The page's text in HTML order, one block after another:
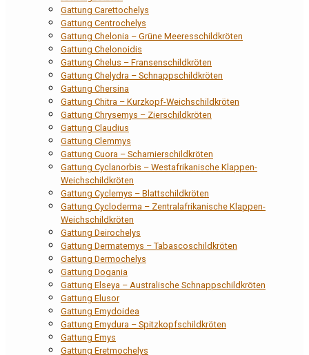
Gattung Carettochelys
Gattung Centrochelys
Gattung Chelonia – Grüne Meeresschildkröten
Gattung Chelonoidis
Gattung Chelus – Fransenschildkröten
Gattung Chelydra – Schnappschildkröten
Gattung Chersina
Gattung Chitra – Kurzkopf-Weichschildkröten
Gattung Chrysemys – Zierschildkröten
Gattung Claudius
Gattung Clemmys
Gattung Cuora – Scharnierschildkröten
Gattung Cyclanorbis – Westafrikanische Klappen-
Weichschildkröten
Gattung Cyclemys – Blattschildkröten
Gattung Cycloderma – Zentralafrikanische Klappen-
Weichschildkröten
Gattung Deirochelys
Gattung Dermatemys – Tabascoschildkröten
Gattung Dermochelys
Gattung Dogania
Gattung Elseya – Australische Schnappschildkröten
Gattung Elusor
Gattung Emydoidea
Gattung Emydura – Spitzkopfschildkröten
Gattung Emys
Gattung Eretmochelys